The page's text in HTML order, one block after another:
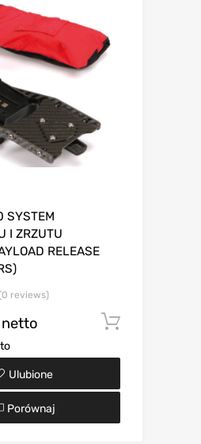
SYSTEM
I ZRZUTU
RELEASE
reviews)
netto
Ulubione
Porównaj